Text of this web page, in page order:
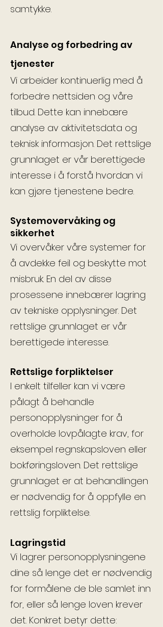
samtykke.
Analyse og forbedring av
tjenester
Vi arbeider kontinuerlig med å
forbedre nettsiden og våre
tilbud. Dette kan innebære
analyse av aktivitetsdata og
teknisk informasjon. Det rettslige
grunnlaget er vår berettigede
interesse i å forstå hvordan vi
kan gjøre tjenestene bedre.
Systemovervåking og
sikkerhet
Vi overvåker våre systemer for
å avdekke feil og beskytte mot
misbruk. En del av disse
prosessene innebærer lagring
av tekniske opplysninger. Det
rettslige grunnlaget er vår
berettigede interesse.
Rettslige forpliktelser
I enkelt tilfeller kan vi være
pålagt å behandle
personopplysninger for å
overholde lovpålagte krav, for
eksempel regnskapsloven eller
bokføringsloven. Det rettslige
grunnlaget er at behandlingen
er nødvendig for å oppfylle en
rettslig forpliktelse.
Lagringstid
Vi lagrer personopplysningene
dine så lenge det er nødvendig
for formålene de ble samlet inn
for, eller så lenge loven krever
det. Konkret betyr dette: